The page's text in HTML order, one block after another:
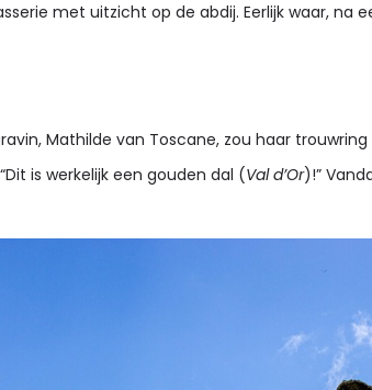
met uitzicht op de abdij. Eerlijk waar,
Mathilde van Toscane, zou haar
is werkelijk een gouden dal (Val d’Or)!”